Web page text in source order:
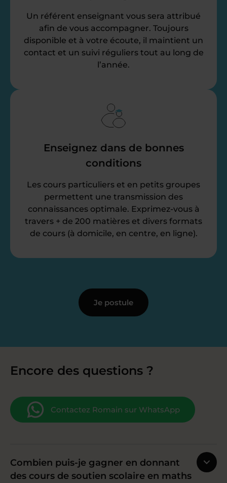
Un référent enseignant vous sera attribué
afin de vous accompagner. Toujours
disponible et à votre écoute, il maintient un
contact et un suivi réguliers tout au long de
l’année.
Enseignez dans de bonnes
conditions
Les cours particuliers et en petits groupes
permettent une transmission des
connaissances optimale. Exprimez-vous à
travers + de 200 matières et divers formats
de cours (à domicile, en centre, en ligne).
Je postule
Encore des questions ?
Contactez Romain sur WhatsApp
Combien puis-je gagner en donnant
des cours de soutien scolaire en maths